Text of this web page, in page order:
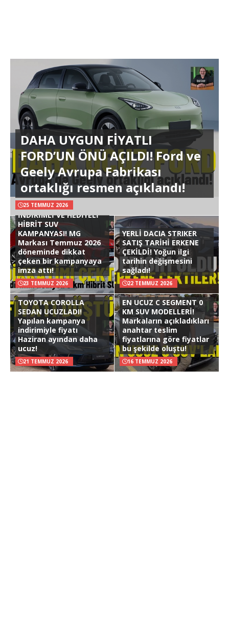
DAHA UYGUN FİYATLI
FORD’UN ÖNÜ AÇILDI! Ford ve
Geely Avrupa Fabrikası
ortaklığı resmen açıklandı!
25 TEMMUZ 2026
İNDİRİMLİ VE HEDİYELİ
HİBRİT SUV
KAMPANYASI! MG
Markası Temmuz 2026
döneminde dikkat
çeken bir kampanyaya
imza attı!
23 TEMMUZ 2026
YERLİ DACIA STRIKER
SATIŞ TARİHİ ERKENE
ÇEKİLDİ! Yoğun ilgi
tarihin değişmesini
sağladı!
22 TEMMUZ 2026
TOYOTA COROLLA
SEDAN UCUZLADI!
Yapılan kampanya
indirimiyle fiyatı
Haziran ayından daha
ucuz!
21 TEMMUZ 2026
EN UCUZ C SEGMENT 0
KM SUV MODELLERİ!
Markaların açıkladıkları
anahtar teslim
fiyatlarına göre fiyatlar
bu şekilde oluştu!
16 TEMMUZ 2026